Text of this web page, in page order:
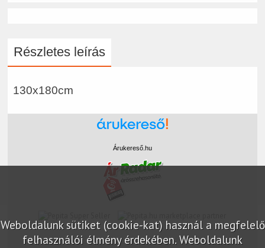
Részletes leírás
130x180cm
Weboldalunk sütiket (cookie-kat) használ a megfelelő
felhasználói élmény érdekében. Weboldalunk
Árukereső.hu